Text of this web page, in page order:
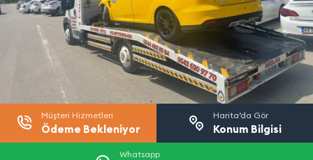
Müşteri Hizmetleri
Ödeme Bekleniyor
Harita’da Gör
Konum Bilgisi
Whatsapp